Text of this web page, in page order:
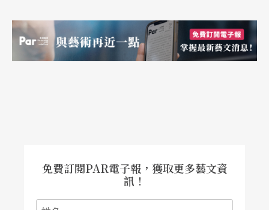
自如。演出時，他將各種笑話與時事串聯起來，幾
乎每次上節目都有一到兩個笑話表演橋段，指桑罵
槐，葷素夾雜，時而莊嚴沉重，時而戲謔誇張，激
目，每個演員都是當天下午才知道自己要扮演的角
色，晚上七點半進棚拿到腳本大綱，九點正式播
免費訂閱PAR電子報，獲取更多藝文資
訊！